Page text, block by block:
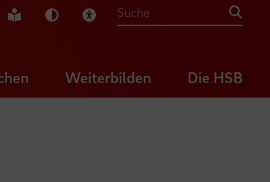
Gebärdensprache
Leichte Sprache
Dunkel-Modus
Visuelle Hilfe
Suche
Weiterbilden Die HSB